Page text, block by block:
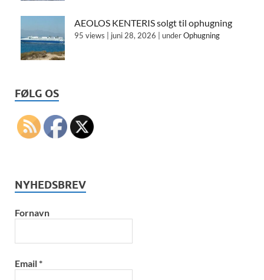
AEOLOS KENTERIS solgt til ophugning
95 views juni 28, 2026 underOphugning
FØLG OS
NYHEDSBREV
Fornavn
Email*